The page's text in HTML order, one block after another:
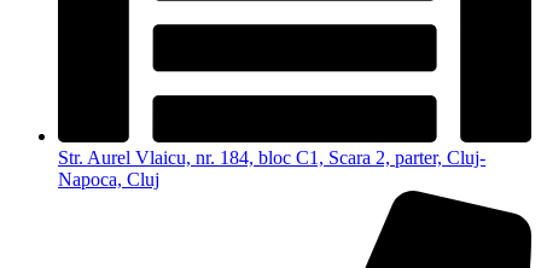
Str. Aurel Vlaicu, nr. 184, bloc C1, Scara 2, parter, Cluj-
Napoca, Cluj